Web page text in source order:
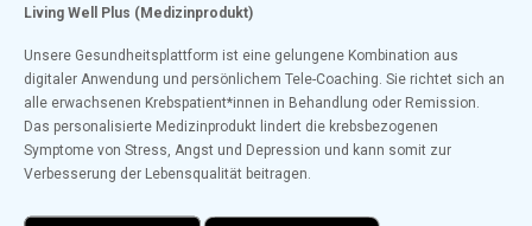
Living Well Plus (Medizinprodukt)
Unsere Gesundheitsplattform ist eine gelungene Kombination aus
digitaler Anwendung und persönlichem Tele-Coaching. Sie richtet sich an
alle erwachsenen Krebspatient*innen in Behandlung oder Remission.
Das personalisierte Medizinprodukt lindert die krebsbezogenen
Symptome von Stress, Angst und Depression und kann somit zur
Verbesserung der Lebensqualität beitragen.